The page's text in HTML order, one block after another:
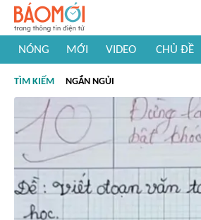
NÓNG MỚI VIDEO CHỦ ĐỀ
#Khám phá thế giới
TÌM KIẾM NGẮN NGỦI